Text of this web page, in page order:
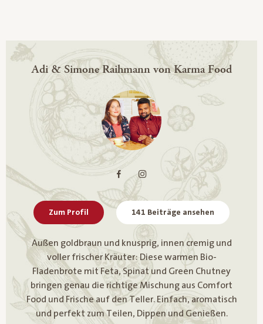
Adi & Simone Raihmann von Karma Food
Zum Profil 141 Beiträge ansehen
Außen goldbraun und knusprig, innen cremig und
voller frischer Kräuter: Diese warmen Bio-
Fladenbrote mit Feta, Spinat und Green Chutney
bringen genau die richtige Mischung aus Comfort
Food und Frische auf den Teller. Einfach, aromatisch
und perfekt zum Teilen, Dippen und Genießen.